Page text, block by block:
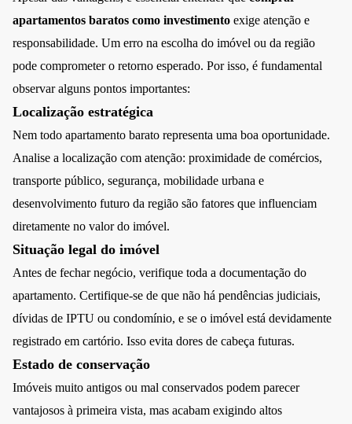
apartamentos baratos como investimento exige atenção e
responsabilidade. Um erro na escolha do imóvel ou da região
pode comprometer o retorno esperado. Por isso, é fundamental
observar alguns pontos importantes:
Localização estratégica
Nem todo apartamento barato representa uma boa oportunidade.
Analise a localização com atenção: proximidade de comércios,
transporte público, segurança, mobilidade urbana e
desenvolvimento futuro da região são fatores que influenciam
diretamente no valor do imóvel.
Situação legal do imóvel
Antes de fechar negócio, verifique toda a documentação do
apartamento. Certifique-se de que não há pendências judiciais,
dívidas de IPTU ou condomínio, e se o imóvel está devidamente
registrado em cartório. Isso evita dores de cabeça futuras.
Estado de conservação
Imóveis muito antigos ou mal conservados podem parecer
vantajosos à primeira vista, mas acabam exigindo altos